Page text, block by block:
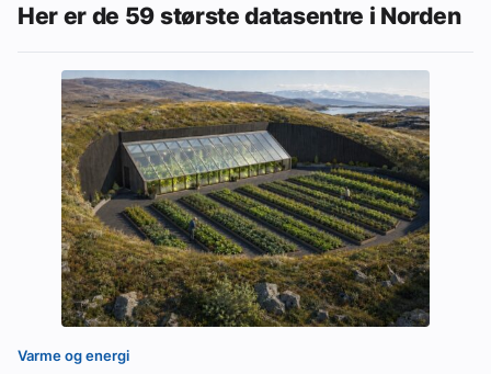
Her er de 59 største datasentre i Norden
Varme og energi